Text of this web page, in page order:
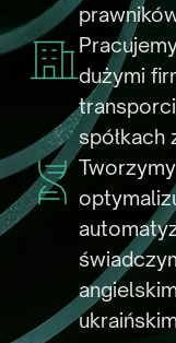
dużymi
spółkach